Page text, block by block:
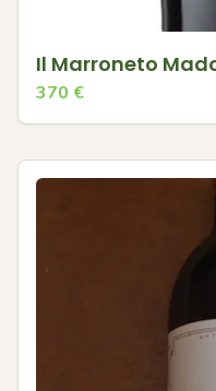
Il Marroneto
370 €